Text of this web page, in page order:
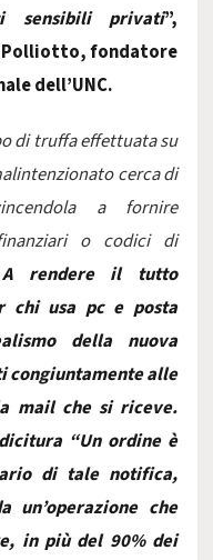
sensibili privati”,
Polliotto, fondatore
dell’UNC.
ditruffaeffettuata su
cerca di
a fornire
o codici di
A rendere il tutto
chi usa pc e posta
della nuova
congiuntamente alle
mail che si riceve.
“Un ordine è
di tale notifica,
un’operazione che
in più del 90% dei